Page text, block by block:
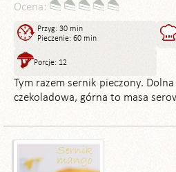
Ocena:
Przyg: 30 min
Pieczenie: 60 min
Porcje: 12
Tym razem sernik pieczony.
czekoladowa, górna to masa